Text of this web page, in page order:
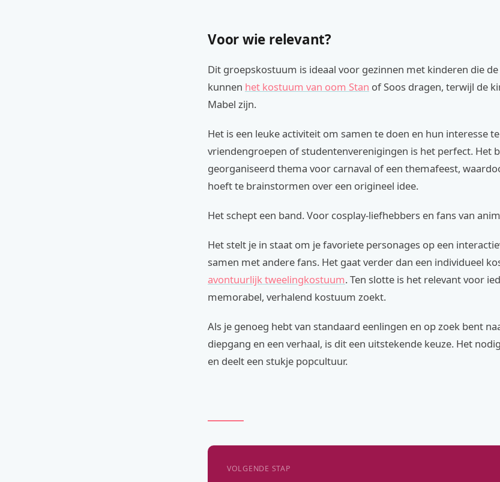
Voor wie relevant?
Dit groepskostuum is ideaal voor gezinnen met kinderen die
kunnen het kostuum van oom Stan of Soos dragen, terwijl de
Mabel zijn.
Het is een leuke activiteit om samen te doen en hun interesse
vriendengroepen of studentenverenigingen is het perfect. Het
georganiseerd thema voor carnaval of een themafeest,
hoeft te brainstormen over een origineel idee.
Het schept een band. Voor cosplay-liefhebbers en fans van
Het stelt je in staat om je favoriete personages op een
samen met andere fans. Het gaat verder dan een individueel
avontuurlijk tweelingkostuum. Ten slotte is het relevant voor
memorabel, verhalend kostuum zoekt.
Als je genoeg hebt van standaard eenlingen en op zoek bent
diepgang en een verhaal, is dit een uitstekende keuze. Het
en deelt een stukje popcultuur.
VOLGENDE STAP